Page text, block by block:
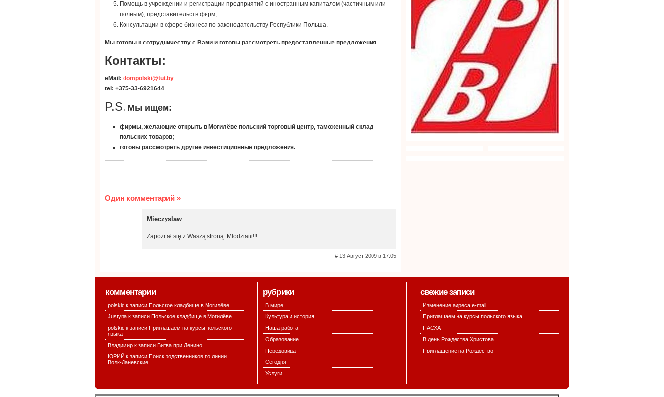
Помощь в учреждении и регистрации предприятий с иностранным капиталом (частичным или
полным), представительств фирм;
Консультации в сфере бизнеса по законодательству Республики Польша.
Мы готовы к сотрудничеству с Вами и готовы рассмотреть предоставленные предложения.
Контакты:
eMail: dompolski@tut.by
tel: +375-33-6921644
P.S. Мы ищем:
фирмы, желающие открыть в Могилёве польский торговый центр, таможенный склад
польских товаров;
готовы рассмотреть другие инвестиционные предложения.
Один комментарий »
Mieczyslaw :
Zapoznał się z Waszą stroną. Młodziani!!!
# 13 Август 2009 в 17:05
комментарии
polskid к записи Польское кладбище в Могилёве
Justyna к записи Польское кладбище в Могилёве
polskid к записи Приглашаем на курсы польского
языка
Владимир к записи Битва при Ленино
ЮРИЙ к записи Поиск родственников по линии
Волк-Ланевские
рубрики
В мире
Культура и история
Наша работа
Образование
Передовица
Сегодня
Услуги
свежие записи
Изменение адреса e-mail
Приглашаем на курсы польского языка
ПАСХА
В день Рождества Христова
Приглашение на Рождество